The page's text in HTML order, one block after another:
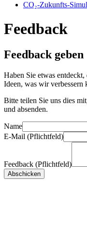
CO₂-Zukunfts-
Feedback
Feedback geben
Haben Sie etwas
Ideen, was wir verbessern
Bitte teilen Sie uns dies
und absenden.
Name
E-Mail (Pflichtfeld)
Feedback (Pflichtfeld)
Abschicken